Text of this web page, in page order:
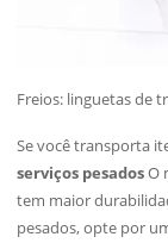
Freios: linguetas de
Se você transporta
serviços pesadosO
tem maior
pesados, opte por